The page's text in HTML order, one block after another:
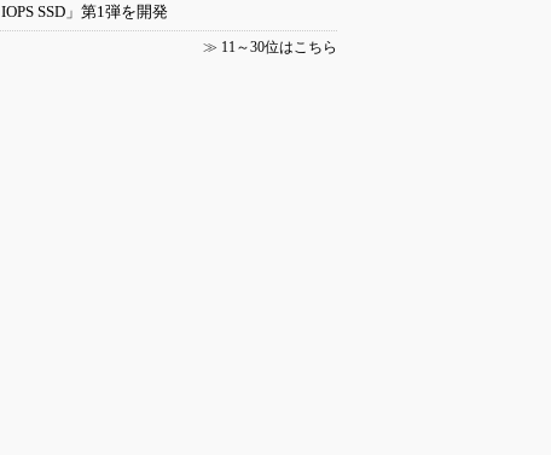
IOPS SSD」第1弾を開発
≫ 11～30位はこちら